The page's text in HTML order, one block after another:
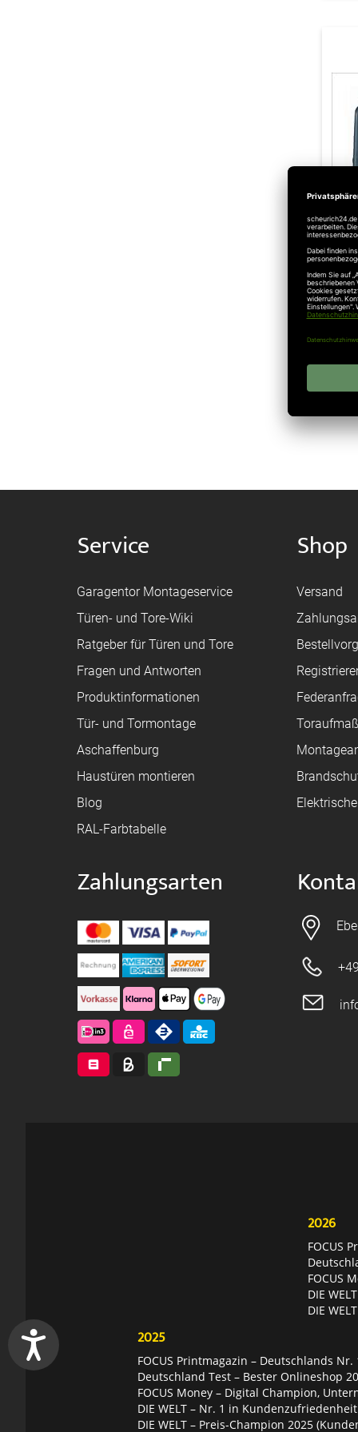
Service
Garagentor Montageservice
Türen- und Tore-Wiki
Ratgeber für Türen und Tore
Fragen und Antworten
Produktinformationen
Tür- und Tormontage
Aschaffenburg
Haustüren montieren
Blog
RAL-Farbtabelle
Shop
Versand
Toraufmaß
Zahlungsarten
2026
FOCUS
FOCUS
DIE
DIE
2025
FOCUS Printmagazin – Deutschlands
Deutschland Test – Bester Onlineshop
FOCUS Money – Digital Champion,
DIE WELT – Nr. 1 in
DIE WELT – Preis-Champion 2025